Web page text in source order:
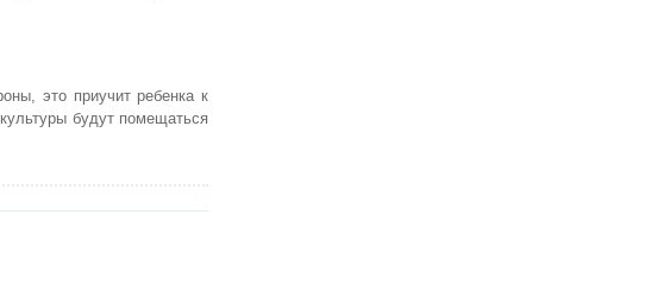
это приучит ребенка к
будут помещаться